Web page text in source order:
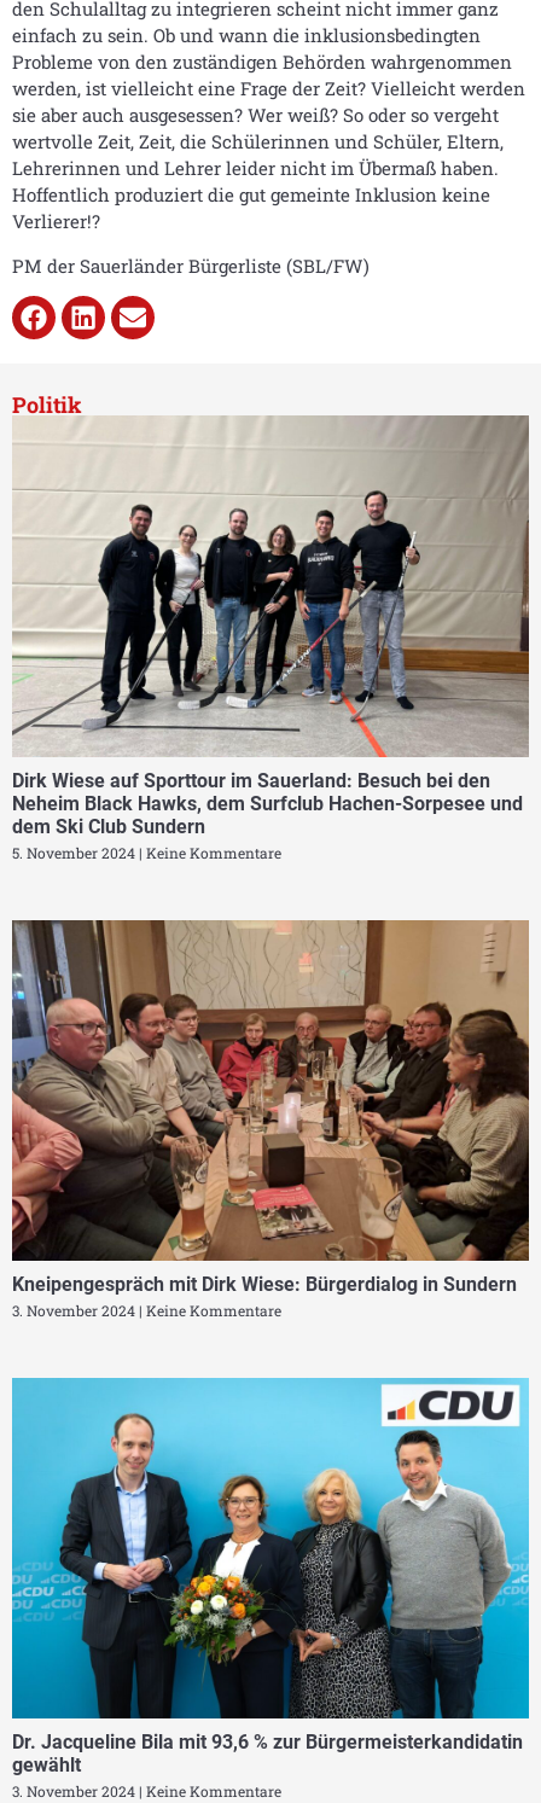
den Schulalltag zu integrieren scheint nicht immer ganz
einfach zu sein. Ob und wann die inklusionsbedingten
Probleme von den zuständigen Behörden wahrgenommen
werden, ist vielleicht eine Frage der Zeit? Vielleicht werden
sie aber auch ausgesessen? Wer weiß? So oder so vergeht
wertvolle Zeit, Zeit, die Schülerinnen und Schüler, Eltern,
Lehrerinnen und Lehrer leider nicht im Übermaß haben.
Hoffentlich produziert die gut gemeinte Inklusion keine
Verlierer!?
PM der Sauerländer Bürgerliste (SBL/FW)
Politik
Dirk Wiese auf Sporttour im Sauerland: Besuch bei den
Neheim Black Hawks, dem Surfclub Hachen-Sorpesee und
dem Ski Club Sundern
5. November 2024 Keine Kommentare
Kneipengespräch mit Dirk Wiese: Bürgerdialog in Sundern
3. November 2024 Keine Kommentare
Dr. Jacqueline Bila mit 93,6 % zur Bürgermeisterkandidatin
gewählt
3. November 2024 Keine Kommentare